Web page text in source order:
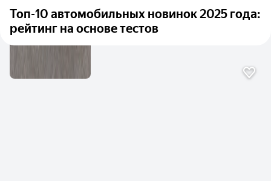
Топ-10 автомобильных новинок 2025 года:
рейтинг на основе тестов